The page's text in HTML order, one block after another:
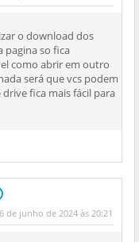
o download dos
pagina so fica
como abrir em outro
será que vcs podem
fica mais fácil para
de junho de 2024 às 20:21